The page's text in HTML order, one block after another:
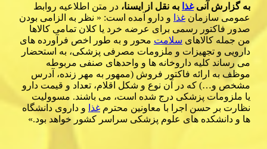
به گزارش آنیغذا به نقل از ایسنا، در متن اطلاعیه روابط
عمومی سازمان غذا و دارو آمده است: « نظر به الزامی بودن
صدور فاكتور رسمی برای عرضه خرد یا كلان تمامی كالاها
من جمله كالاهای سلامت محور و به طور اخص فرآورده های
دارویی و تجهیزات و ملزومات مصرفی پزشكی، به استحضار
می رساند كلیه داروخانه ها و واحدهای صنفی مربوطه
موظف به ارائه فاكتور فروش (ممهور به مهر زنده، آدرس
مشخص و…) كه در آن نوع و شكل اقلام، تعداد و قیمت دارو
یا ملزومات پزشكی درج شده است، می باشند. مسوولیت
نظارت بر حسن اجرا با معاونین محترم غذا و داروی دانشگاه
ها و دانشكده های علوم پزشكی سراسر كشور خواهد بود.»